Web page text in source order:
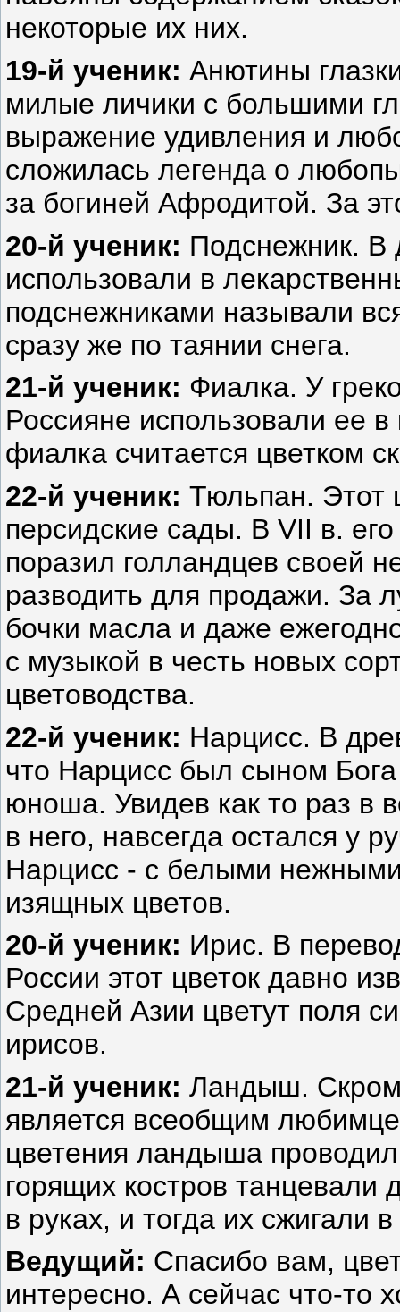
некоторые их них.
19-й ученик: Анютины
милые личики с большими
выражение удивления и
сложилась легенда о
за богиней Афродитой. За
20-й ученик: Подснежник. В
использовали в
подснежниками называли
сразу же по таянии снега.
21-й ученик: Фиалка. У
Россияне использовали ее
фиалка считается цветком
22-й ученик: Тюльпан. Этот
персидские сады. В VII в.
поразил голландцев своей
разводить для продажи. За
бочки масла и даже
с музыкой в честь новых
цветоводства.
22-й ученик: Нарцисс. В
что Нарцисс был сыном
юноша. Увидев как то раз в
в него, навсегда остался у
Нарцисс - с белыми
изящных цветов.
20-й ученик: Ирис. В
России этот цветок давно
Средней Азии цветут поля
ирисов.
21-й ученик: Ландыш.
является всеобщим
цветения ландыша
горящих костров танцевали
в руках, и тогда их сжигали
Ведущий: Спасибо вам,
интересно. А сейчас что-то